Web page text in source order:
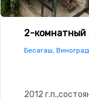
2-комнатный
Бесагаш,
2012